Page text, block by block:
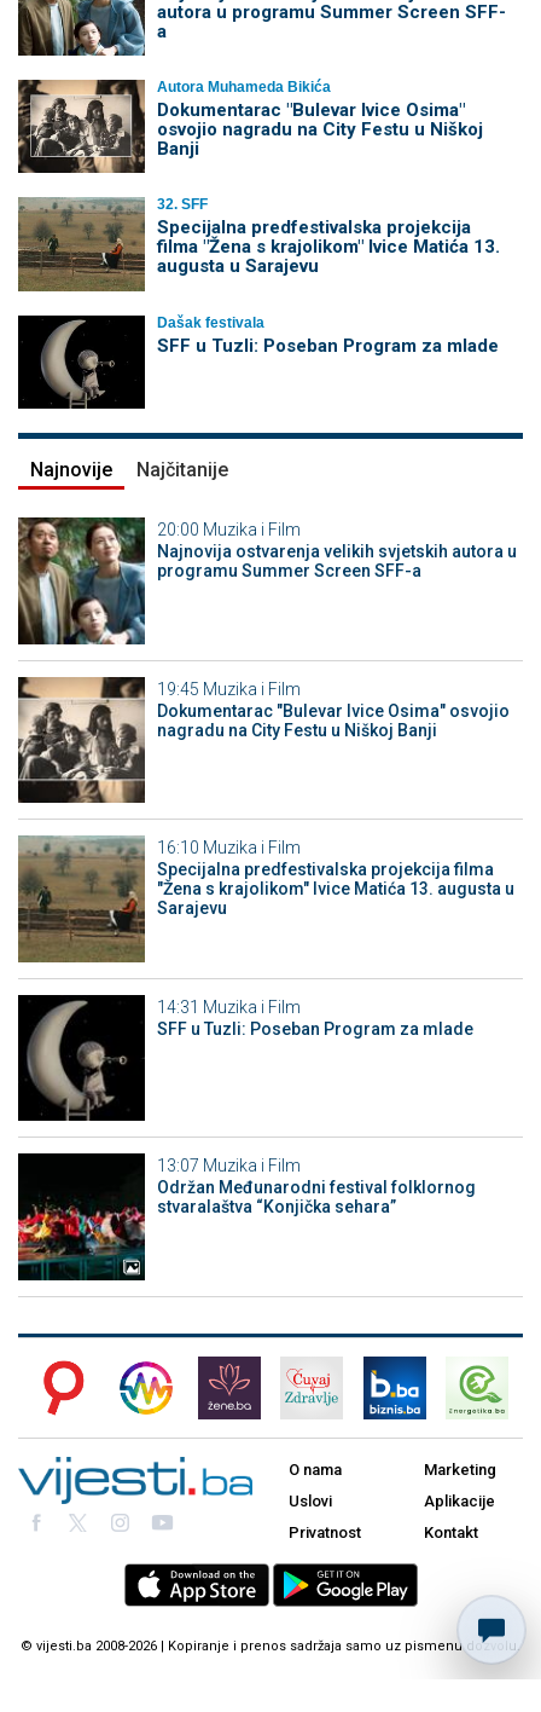
autora u programu Summer Screen SFF-
a
Autora Muhameda Bikića
Dokumentarac "Bulevar Ivice Osima"
osvojio nagradu na City Festu u Niškoj
Banji
32. SFF
Specijalna predfestivalska projekcija
filma "Žena s krajolikom" Ivice Matića 13.
augusta u Sarajevu
Dašak festivala
SFF u Tuzli: Poseban Program za mlade
Najnovije Najčitanije
20:00 Muzika i Film
Najnovija ostvarenja velikih svjetskih autora u
programu Summer Screen SFF-a
19:45 Muzika i Film
Dokumentarac "Bulevar Ivice Osima" osvojio
nagradu na City Festu u Niškoj Banji
16:10 Muzika i Film
Specijalna predfestivalska projekcija filma
"Žena s krajolikom" Ivice Matića 13. augusta u
Sarajevu
14:31 Muzika i Film
SFF u Tuzli: Poseban Program za mlade
13:07 Muzika i Film
Održan Međunarodni festival folklornog
stvaralaštva “Konjička sehara”
O nama
Uslovi
Privatnost
Marketing
Aplikacije
Kontakt
© vijesti.ba 2008-2026 | Kopiranje i prenos sadržaja samo uz pismenu dozvolu.